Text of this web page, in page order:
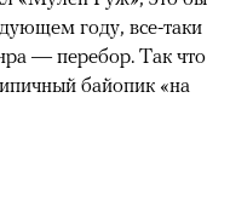
году, все-таки
— перебор. Так что
байопик «на